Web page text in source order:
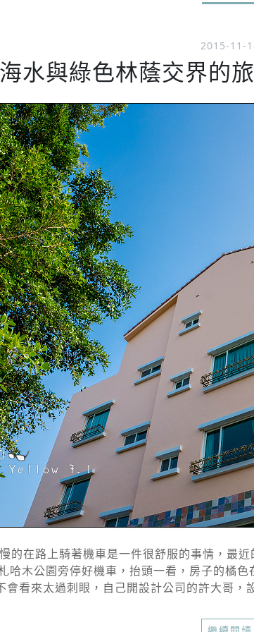
2015-11-
水與綠色林蔭交界的
的在路上騎著機車是一件很舒服的事情，最
哈木公園旁停好機車，抬頭一看，房子的橘
會看來太過刺眼，自己開設計公司的許大哥